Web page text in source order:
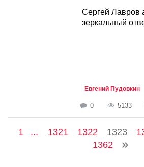
Сергей Лавров
зеркальный
Евгений Пудовкин
0 5133
1 ... 1321 1322 1323
1362